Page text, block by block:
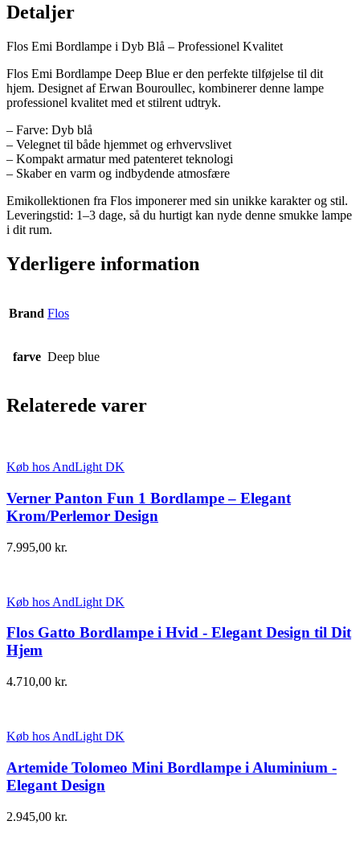
Detaljer
Flos Emi Bordlampe i Dyb Blå – Professionel Kvalitet
Flos Emi Bordlampe Deep Blue er den perfekte tilføjelse til dit
hjem. Designet af Erwan Bouroullec, kombinerer denne lampe
professionel kvalitet med et stilrent udtryk.
– Farve: Dyb blå
– Velegnet til både hjemmet og erhvervslivet
– Kompakt armatur med patenteret teknologi
– Skaber en varm og indbydende atmosfære
Emikollektionen fra Flos imponerer med sin unikke karakter og stil.
Leveringstid: 1–3 dage, så du hurtigt kan nyde denne smukke lampe
i dit rum.
Yderligere information
Brand Flos
farve Deep blue
Relaterede varer
Køb hos AndLight DK
Verner Panton Fun 1 Bordlampe – Elegant
Krom/Perlemor Design
7.995,00 kr.
Køb hos AndLight DK
Flos Gatto Bordlampe i Hvid - Elegant Design til Dit
Hjem
4.710,00 kr.
Køb hos AndLight DK
Artemide Tolomeo Mini Bordlampe i Aluminium -
Elegant Design
2.945,00 kr.